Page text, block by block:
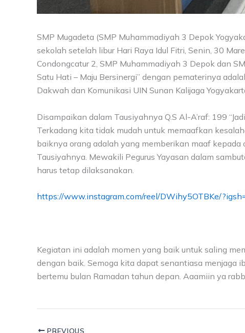
SMP Mugadeta (SMP Muhammadiyah 3 Depok
sekolah setelah libur Hari Raya Idul Fitri, Senin, 30
Condongcatur 2, SMP Muhammadiyah 3 Depok dan
Satu Hati – Maju Bersinergi” dengan pematerinya
Dakwah dan Komunikasi UIN Sunan Kalijaga
Disampaikan dalam Tausiyahnya Q.S Al-A’raf: 199
Terkadang kita tidak mudah untuk memaafkan
baiknya orang adalah yang memberikan maaf
Tausiyahnya. Mewakili Pegurus Yayasan dalam
harus tetap dilaksanakan.
https://www.instagram.com/reel/DWihy5OTBKe/
Kegiatan ini adalah momen yang baik untuk saling
dengan baik. Semoga kita dapat senantiasa menjaga
bertemu bulan Ramadan tahun depan. Aaamiin ya
PREVIOUS